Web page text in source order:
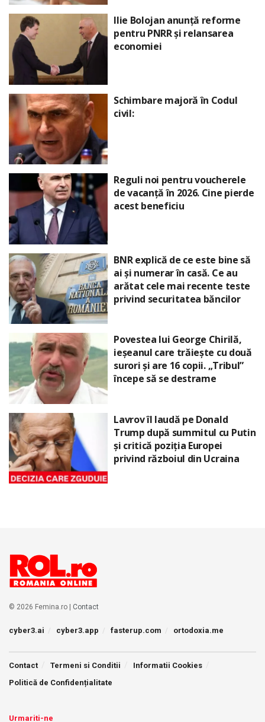
Ilie Bolojan anunță reforme
pentru PNRR și relansarea
economiei
Schimbare majoră în Codul
civil:
Reguli noi pentru voucherele
de vacanță în 2026. Cine pierde
acest beneficiu
BNR explică de ce este bine să
ai și numerar în casă. Ce au
arătat cele mai recente teste
privind securitatea băncilor
Povestea lui George Chirilă,
ieșeanul care trăiește cu două
surori și are 16 copii. „Tribul”
începe să se destrame
Lavrov îl laudă pe Donald
Trump după summitul cu Putin
și critică poziția Europei
privind războiul din Ucraina
© 2026 Femina.ro | Contact
cyber3.ai cyber3.app fasterup.com ortodoxia.me
Contact Termeni si Conditii
Informatii Cookies
Politică de Confidențialitate
Urmariti-ne